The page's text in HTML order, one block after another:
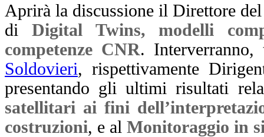
Aprirà la discussione il Direttore
di Digital Twins, modelli
competenze CNR.
Soldovieri, rispettivamente
presentando gli ultimi risultati
satellitari ai fini
costruzioni, e al Monitoraggio in